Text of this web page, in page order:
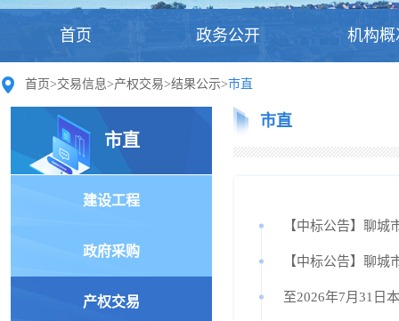
首页 政务公开 机构概
首页>交易信息>产权交易>结果公示>市直
市直
建设工程
政府采购
产权交易
市直
【中标公告】聊
【中标公告】聊
至2026年7月31日